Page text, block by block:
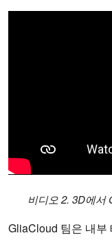
비디오 2. 3D에서
GliaCloud 팀은 내부